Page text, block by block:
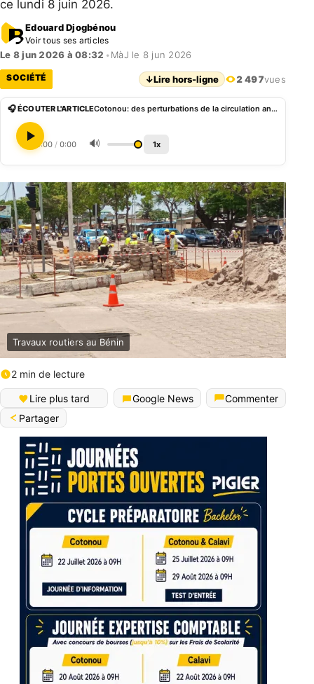
ce lundi 8 juin 2026.
Edouard Djogbénou
Voir tous ses articles
Le 8 jun 2026 à 08:32 • MàJ le 8 jun 2026
SOCIÉTÉ ↓Lire hors-ligne 2 497vues
🎧 ÉCOUTER L'ARTICLE Cotonou: des perturbations de la circulation annoncées à Cadjèhoun, Vodjè et Étoile Rouge
0:00 / 0:00 🔊 1x
Travaux routiers au Bénin
2 min de lecture
Lire plus tard Google News
Commenter
Partager